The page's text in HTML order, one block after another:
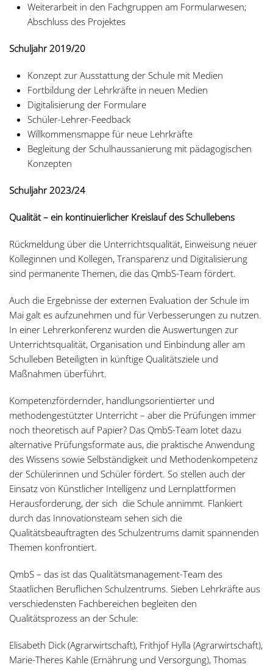
Weiterarbeit in den Fachgruppen am Formularwesen;
Abschluss des Projektes
Schuljahr 2019/20
Konzept zur Ausstattung der Schule mit Medien
Fortbildung der Lehrkräfte in neuen Medien
Digitalisierung der Formulare
Schüler-Lehrer-Feedback
Willkommensmappe für neue Lehrkräfte
Begleitung der Schulhaussanierung mit pädagogischen
Konzepten
Schuljahr 2023/24
Qualität – ein kontinuierlicher Kreislauf des Schullebens
Rückmeldung über die Unterrichtsqualität, Einweisung neuer
Kolleginnen und Kollegen, Transparenz und Digitalisierung
sind permanente Themen, die das QmbS-Team fördert.
Auch die Ergebnisse der externen Evaluation der Schule im
Mai galt es aufzunehmen und für Verbesserungen zu nutzen.
In einer Lehrerkonferenz wurden die Auswertungen zur
Unterrichtsqualität, Organisation und Einbindung aller am
Schulleben Beteiligten in künftige Qualitätsziele und
Maßnahmen überführt.
Kompetenzfördernder, handlungsorientierter und
methodengestützter Unterricht – aber die Prüfungen immer
noch theoretisch auf Papier? Das QmbS-Team lotet dazu
alternative Prüfungsformate aus, die praktische Anwendung
des Wissens sowie Selbständigkeit und Methodenkompetenz
der Schülerinnen und Schüler fördert. So stellen auch der
Einsatz von Künstlicher Intelligenz und Lernplattformen
Herausforderung, der sich die Schule annimmt. Flankiert
durch das Innovationsteam sehen sich die
Qualitätsbeauftragten des Schulzentrums damit spannenden
Themen konfrontiert.
QmbS – das ist das Qualitätsmanagement-Team des
Staatlichen Beruflichen Schulzentrums. Sieben Lehrkräfte aus
verschiedensten Fachbereichen begleiten den
Qualitätsprozess an der Schule:
Elisabeth Dick (Agrarwirtschaft), Frithjof Hylla (Agrarwirtschaft),
Marie-Theres Kahle (Ernährung und Versorgung), Thomas